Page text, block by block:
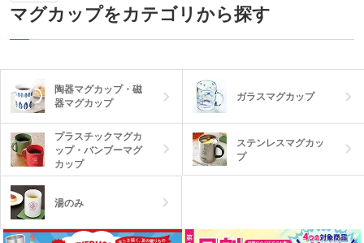
マグカップをカテゴリから探す
陶器マグカップ・磁
器マグカップ
ガラスマグカップ
プラスチックマグカ
ップ・バンブーマグ
カップ
ステンレスマグカッ
プ
湯のみ